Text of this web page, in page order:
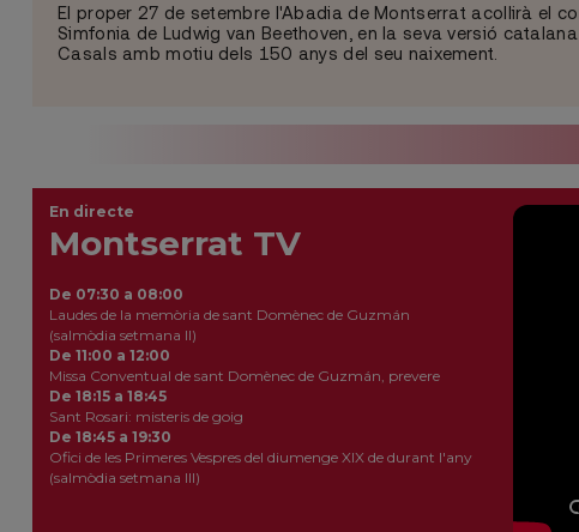
El proper 27 de setembre l'Abadia de Montserrat acollirà el
Simfonia de Ludwig van Beethoven, en la seva versió
Casals amb motiu dels 150 anys del seu naixement.
En directe
Montserrat TV
De 07:30 a 08:00
Laudes de la memòria de sant Domènec de Guzmán
(salmòdia setmana II)
De 11:00 a 12:00
Missa Conventual de sant Domènec de Guzmán, prevere
De 18:15 a 18:45
Sant Rosari: misteris de goig
De 18:45 a 19:30
Ofici de les Primeres Vespres del diumenge XIX de durant l'any
(salmòdia setmana III)